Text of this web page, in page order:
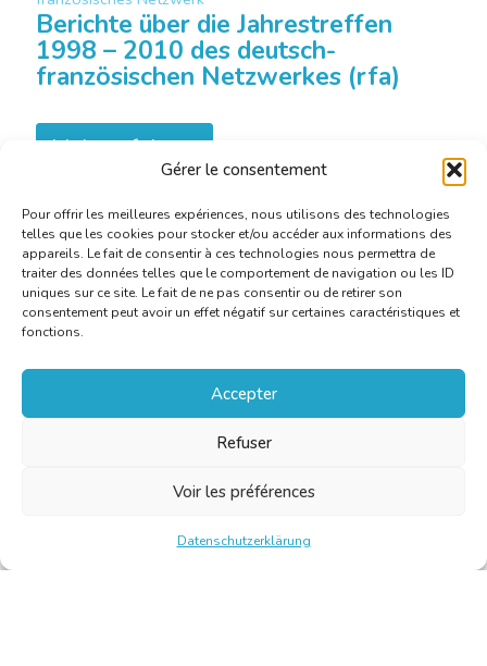
Gérer le consentement
Pour offrir les meilleures expériences, nous utilisons des technologies
telles que les cookies pour stocker et/ou accéder aux informations des
appareils. Le fait de consentir à ces technologies nous permettra de
traiter des données telles que le comportement de navigation ou les ID
uniques sur ce site. Le fait de ne pas consentir ou de retirer son
consentement peut avoir un effet négatif sur certaines caractéristiques et
fonctions.
Accepter
Refuser
Voir les préférences
Datenschutzerklärung
Berichte über die Jahrestreffen
1998 – 2010 des deutsch-
französischen Netzwerkes (rfa)
Mehr erfahren